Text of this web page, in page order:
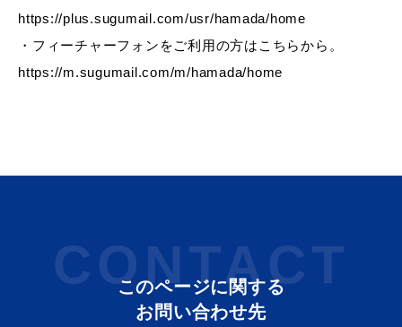
妊娠・出産 子育て
教育 出会い・結婚
引っ越し・住まい 就職・退職
https://plus.sugumail.com/usr/hamada/home
・フィーチャーフォンをご利用の方はこちらから。
https://m.sugumail.com/m/hamada/home
CONTACT
このページに関する
お問い合わせ先